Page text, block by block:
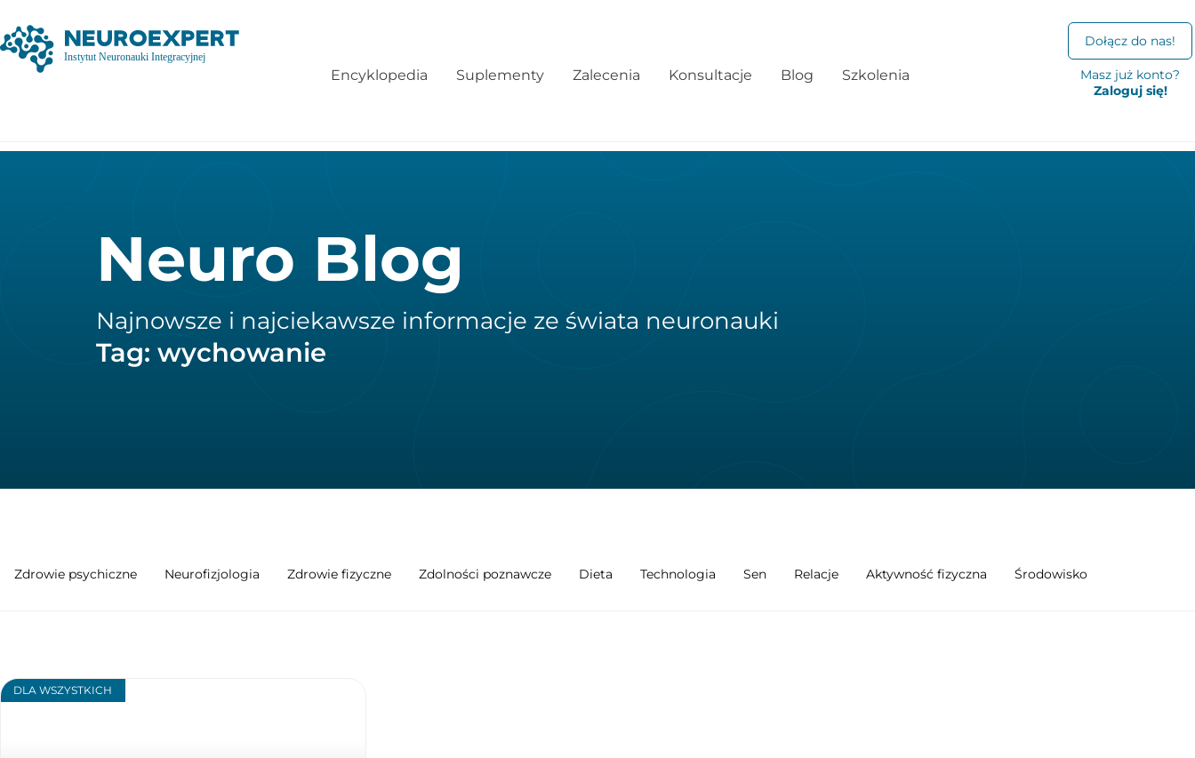
Encyklopedia Suplementy Zalecenia Konsultacje Blog Szkolenia
Dołącz do nas!
Masz już konto?
Zaloguj się!
Neuro Blog
Najnowsze i najciekawsze informacje ze świata neuronauki
Tag: wychowanie
Zdrowie psychiczne Neurofizjologia Zdrowie fizyczne Zdolności poznawcze Dieta Technologia Sen Relacje Aktywność fizyczna Środowisko
DLA WSZYSTKICH